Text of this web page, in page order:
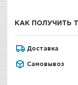
КАК ПОЛУЧИТЬ
Доставка
Самовывоз